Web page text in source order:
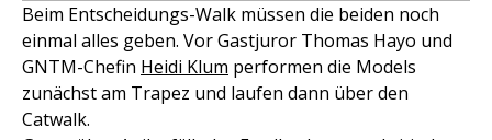
Beim Entscheidungs-Walk müssen die beiden noch
einmal alles geben. Vor Gastjuror Thomas Hayo und
GNTM-Chefin Heidi Klum performen die Models
zunächst am Trapez und laufen dann über den
Catwalk.